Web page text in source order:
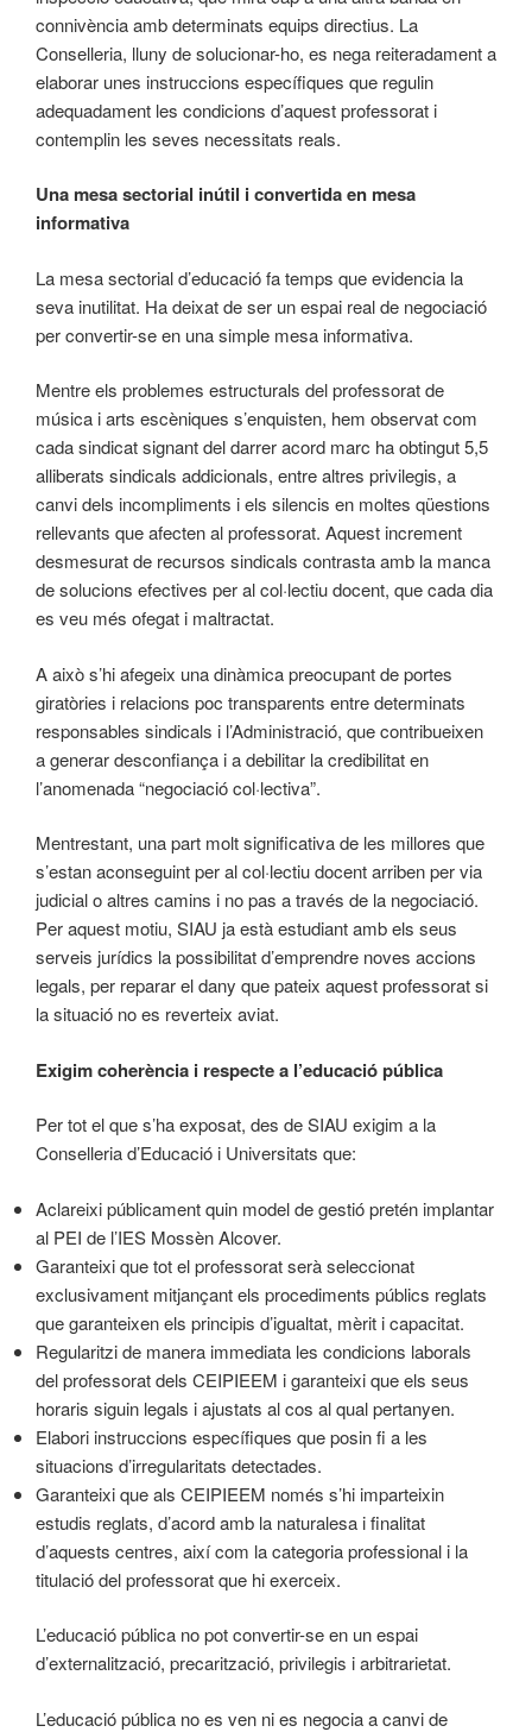
connivència amb determinats equips directius. La
Conselleria, lluny de solucionar-ho, es nega reiteradament a
elaborar unes instruccions específiques que regulin
adequadament les condicions d’aquest professorat i
contemplin les seves necessitats reals.
Una mesa sectorial inútil i convertida en mesa
informativa
La mesa sectorial d’educació fa temps que evidencia la
seva inutilitat. Ha deixat de ser un espai real de negociació
per convertir-se en una simple mesa informativa.
Mentre els problemes estructurals del professorat de
música i arts escèniques s’enquisten, hem observat com
cada sindicat signant del darrer acord marc ha obtingut 5,5
alliberats sindicals addicionals, entre altres privilegis, a
canvi dels incompliments i els silencis en moltes qüestions
rellevants que afecten al professorat. Aquest increment
desmesurat de recursos sindicals contrasta amb la manca
de solucions efectives per al col·lectiu docent, que cada dia
es veu més ofegat i maltractat.
A això s’hi afegeix una dinàmica preocupant de portes
giratòries i relacions poc transparents entre determinats
responsables sindicals i l’Administració, que contribueixen
a generar desconfiança i a debilitar la credibilitat en
l’anomenada “negociació col·lectiva”.
Mentrestant, una part molt significativa de les millores que
s’estan aconseguint per al col·lectiu docent arriben per via
judicial o altres camins i no pas a través de la negociació.
Per aquest motiu, SIAU ja està estudiant amb els seus
serveis jurídics la possibilitat d’emprendre noves accions
legals, per reparar el dany que pateix aquest professorat si
la situació no es reverteix aviat.
Exigim coherència i respecte a l’educació pública
Per tot el que s’ha exposat, des de SIAU exigim a la
Conselleria d’Educació i Universitats que:
Aclareixi públicament quin model de gestió pretén implantar
al PEI de l’IES Mossèn Alcover.
Garanteixi que tot el professorat serà seleccionat
exclusivament mitjançant els procediments públics reglats
que garanteixen els principis d’igualtat, mèrit i capacitat.
Regularitzi de manera immediata les condicions laborals
del professorat dels CEIPIEEM i garanteixi que els seus
horaris siguin legals i ajustats al cos al qual pertanyen.
Elabori instruccions específiques que posin fi a les
situacions d’irregularitats detectades.
Garanteixi que als CEIPIEEM només s’hi imparteixin
estudis reglats, d’acord amb la naturalesa i finalitat
d’aquests centres, així com la categoria professional i la
titulació del professorat que hi exerceix.
L’educació pública no pot convertir-se en un espai
d’externalització, precarització, privilegis i arbitrarietat.
L’educació pública no es ven ni es negocia a canvi de